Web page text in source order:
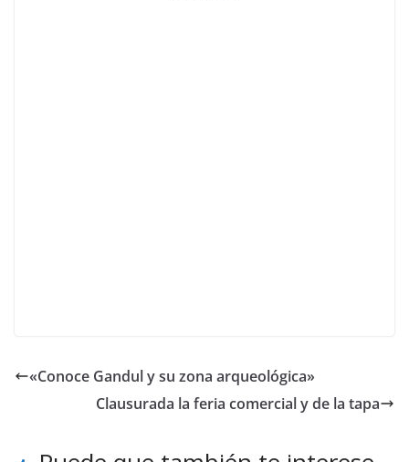
«Conoce Gandul y su zona arqueológica»
Clausurada la feria comercial y de la tapa